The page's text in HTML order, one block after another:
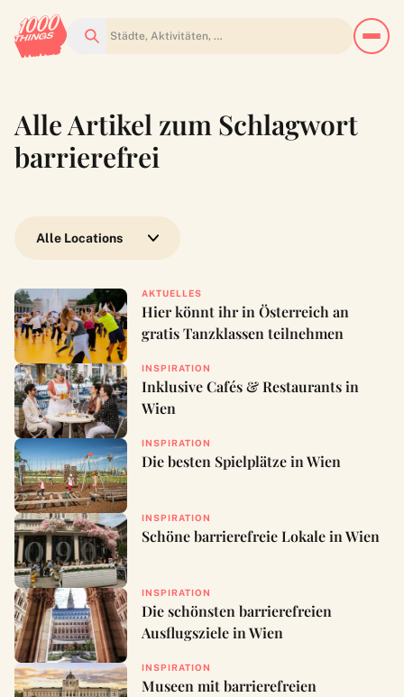
Suchen
Alle Artikel zum Schlagwort
barrierefrei
AKTUELLES
Hier könnt ihr in Österreich an
gratis Tanzklassen teilnehmen
INSPIRATION
Inklusive Cafés & Restaurants in
Wien
INSPIRATION
Die besten Spielplätze in Wien
INSPIRATION
Schöne barrierefreie Lokale in Wien
INSPIRATION
Die schönsten barrierefreien
Ausflugsziele in Wien
INSPIRATION
Museen mit barrierefreien